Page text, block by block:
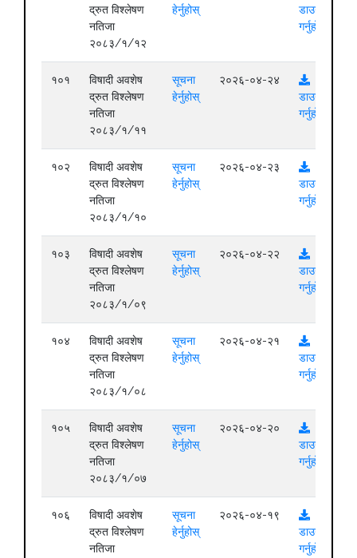
द्रुत विश्लेषण
नतिजा
२०८३/१/१२
हेर्नुहोस्
डाउनलोड
गर्नुहोस्
१०१
विषादी अवशेष
द्रुत विश्लेषण
नतिजा
२०८३/१/११
सूचना
हेर्नुहोस्
२०२६-०४-२४
डाउनलोड
गर्नुहोस्
१०२
विषादी अवशेष
द्रुत विश्लेषण
नतिजा
२०८३/१/१०
सूचना
हेर्नुहोस्
२०२६-०४-२३
डाउनलोड
गर्नुहोस्
१०३
विषादी अवशेष
द्रुत विश्लेषण
नतिजा
२०८३/१/०९
सूचना
हेर्नुहोस्
२०२६-०४-२२
डाउनलोड
गर्नुहोस्
१०४
विषादी अवशेष
द्रुत विश्लेषण
नतिजा
२०८३/१/०८
सूचना
हेर्नुहोस्
२०२६-०४-२१
डाउनलोड
गर्नुहोस्
१०५
विषादी अवशेष
द्रुत विश्लेषण
नतिजा
२०८३/१/०७
सूचना
हेर्नुहोस्
२०२६-०४-२०
डाउनलोड
गर्नुहोस्
१०६
विषादी अवशेष
द्रुत विश्लेषण
नतिजा
सूचना
हेर्नुहोस्
२०२६-०४-१९
डाउनलोड
गर्नुहोस्